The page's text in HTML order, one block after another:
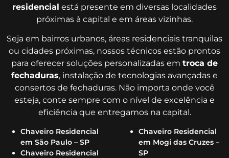
residencial está presente em diversas localidades
próximas à capital e em áreas vizinhas.
Seja em bairros urbanos, áreas residenciais tranquilas
ou cidades próximas, nossos técnicos estão prontos
para oferecer soluções personalizadas em troca de
fechaduras, instalação de tecnologias avançadas e
consertos de fechaduras. Não importa onde você
esteja, conte sempre com o nível de excelência e
eficiência que entregamos na capital.
Chaveiro Residencial
em São Paulo – SP
Chaveiro Residencial
Chaveiro Residencial
em Mogi das Cruzes –
SP